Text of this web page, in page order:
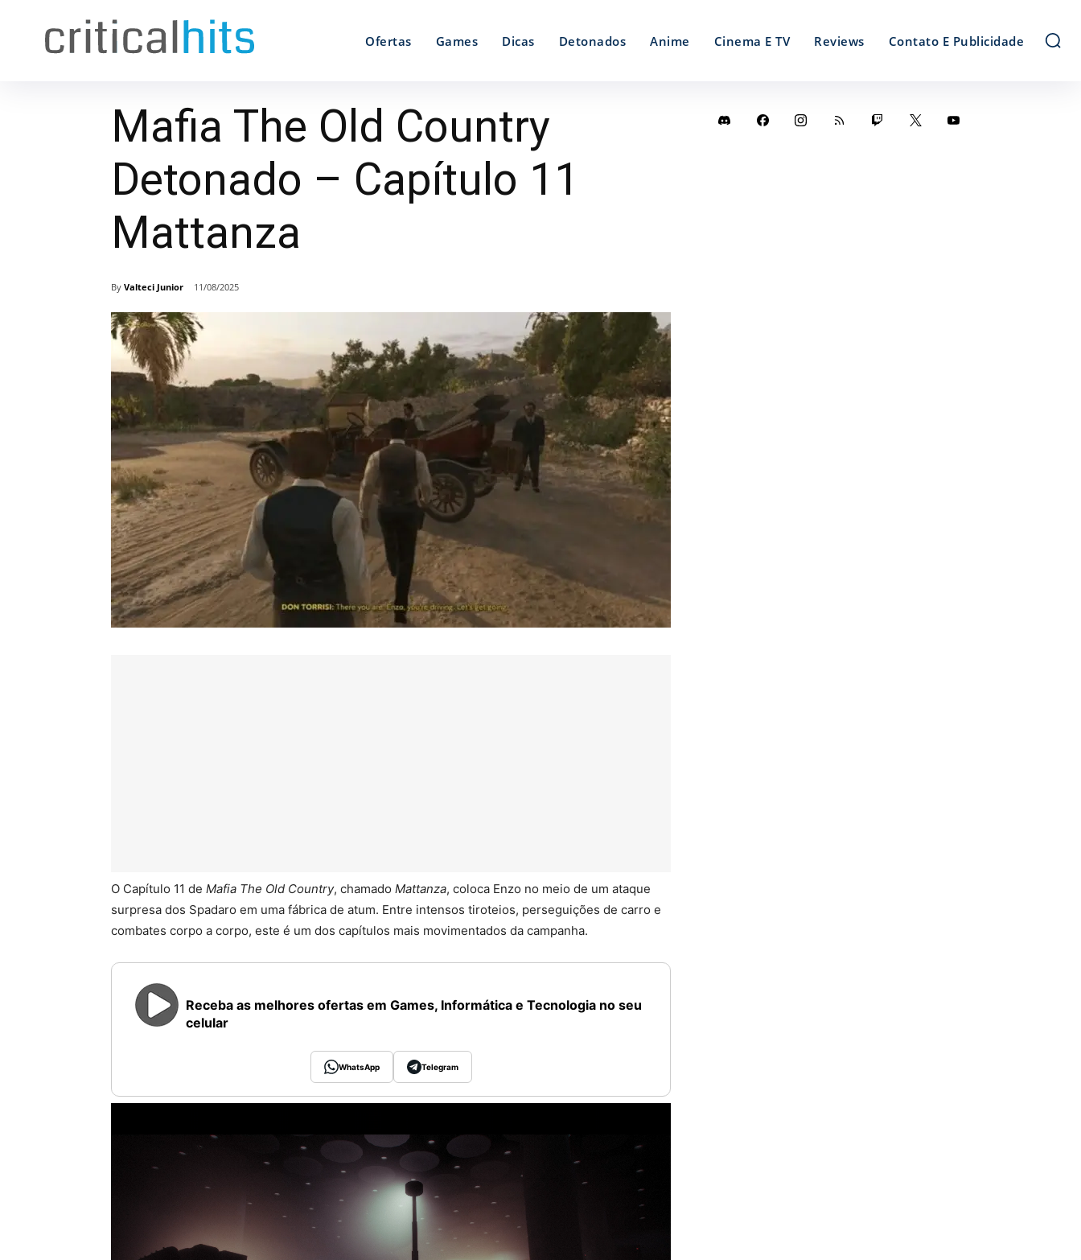
Ofertas Games Dicas Detonados Anime Cinema E TV Reviews Contato E Publicidade
Mafia The Old Country
Detonado – Capítulo 11
Mattanza
By Valteci Junior 11/08/2025
O Capítulo 11 de Mafia The Old Country, chamado Mattanza, coloca Enzo no meio de um ataque
surpresa dos Spadaro em uma fábrica de atum. Entre intensos tiroteios, perseguições de carro e
combates corpo a corpo, este é um dos capítulos mais movimentados da campanha.
Receba as melhores ofertas em Games, Informática e Tecnologia no seu
celular
WhatsApp Telegram